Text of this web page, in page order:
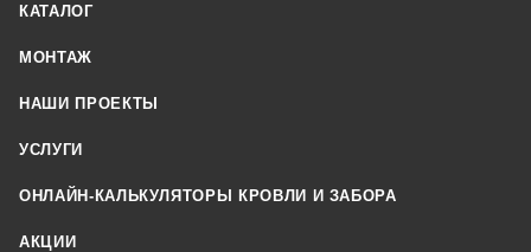
КАТАЛОГ
МОНТАЖ
НАШИ ПРОЕКТЫ
УСЛУГИ
ОНЛАЙН-КАЛЬКУЛЯТОРЫ КРОВЛИ И ЗАБОРА
АКЦИИ